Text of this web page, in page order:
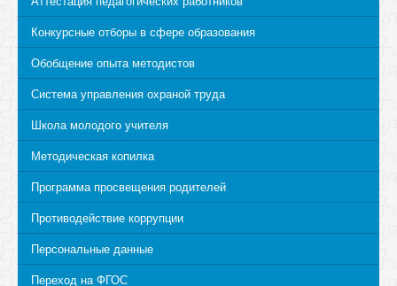
Конкурсные отборы в сфере образования
Обобщение опыта методистов
Система управления охраной труда
Школа молодого учителя
Методическая копилка
Программа просвещения родителей
Противодействие коррупции
Персональные данные
Переход на ФГОС